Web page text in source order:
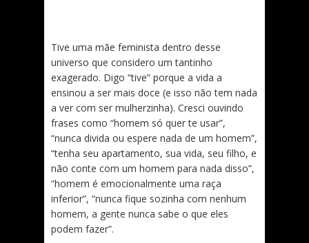
Tive uma mãe feminista dentro desse
universo que considero um tantinho
exagerado. Digo “tive” porque a vida a
ensinou a ser mais doce (e isso não tem nada
a ver com ser mulherzinha). Cresci ouvindo
frases como “homem só quer te usar”,
“nunca divida ou espere nada de um homem”,
“tenha seu apartamento, sua vida, seu filho, e
não conte com um homem para nada disso”,
“homem é emocionalmente uma raça
inferior”, “nunca fique sozinha com nenhum
homem, a gente nunca sabe o que eles
podem fazer”.